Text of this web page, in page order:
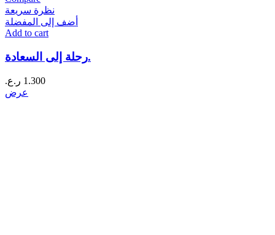
نظرة سريعة
أضف إلى المفضلة
Add to cart
رحلة إلى السعادة.
1.300 ر.ع.
عرض